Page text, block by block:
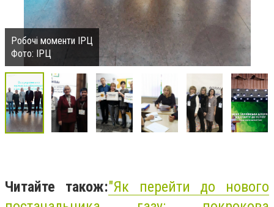
Робочі моменти ІРЦ
Фото: ІРЦ
Читайте також:"Як перейти до нового